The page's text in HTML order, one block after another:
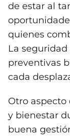
de estar al
quienes
La
preventivas
cada
Otro
y bienestar
buena